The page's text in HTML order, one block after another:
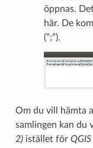
öppnas.
här. De
(”;”).
Om du vill hämta
samlingen kan du
2)istället för